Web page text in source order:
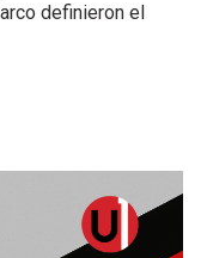
definieron el